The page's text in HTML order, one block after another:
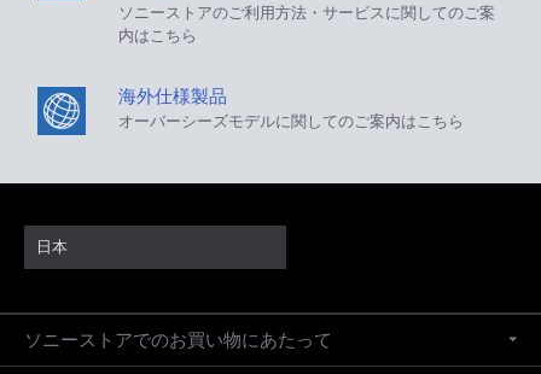
ソニーストアのご利用方法・サービスに関してのご案
内はこちら
海外仕様製品
オーバーシーズモデルに関してのご案内はこちら
日本
ソニーストアでのお買い物にあたって